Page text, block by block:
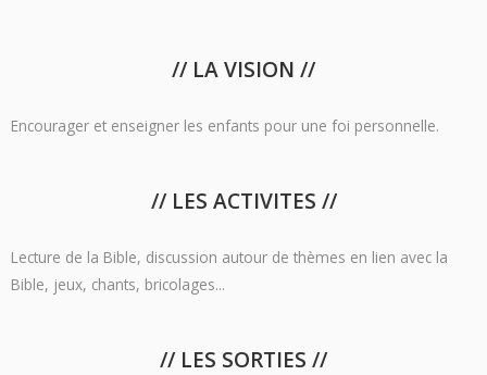
// LA VISION //
Encourager et enseigner les enfants pour une foi personnelle.
// LES ACTIVITES //
Lecture de la Bible, discussion autour de thèmes en lien avec la
Bible, jeux, chants, bricolages...
// LES SORTIES //